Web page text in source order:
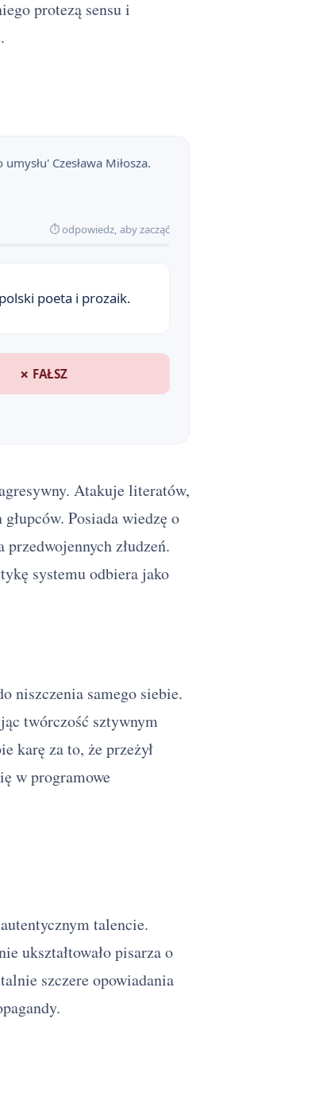
protezą sensu i
Czesława Miłosza.
⏱ odpowiedz, aby zacząć
poeta i prozaik.
✗ FAŁSZ
Posiada wiedzę o
złudzeń.
systemu odbiera jako
niszczenia samego siebie.
twórczość sztywnym
karę za to, że przeżył
w programowe
talencie.
ukształtowało pisarza o
szczere opowiadania